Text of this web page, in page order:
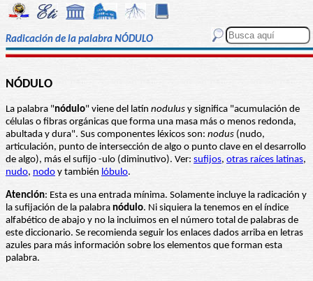
Radicación de la palabra NÓDULO
NÓDULO
La palabra "nódulo" viene del latín nodulus y significa "acumulación de
células o fibras orgánicas que forma una masa más o menos redonda,
abultada y dura". Sus componentes léxicos son: nodus (nudo,
articulación, punto de intersección de algo o punto clave en el desarrollo
de algo), más el sufijo -ulo (diminutivo). Ver: sufijos, otras raíces latinas,
nudo, nodo y también lóbulo.
Atención: Esta es una entrada mínima. Solamente incluye la radicación y
la sufijación de la palabra nódulo. Ni siquiera la tenemos en el índice
alfabético de abajo y no la incluimos en el número total de palabras de
este diccionario. Se recomienda seguir los enlaces dados arriba en letras
azules para más información sobre los elementos que forman esta
palabra.